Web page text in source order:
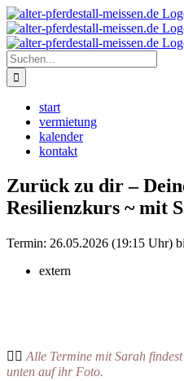
Zum
Inhalt
springen
Instagram
Suche
nach:
start
vermietung
kalender
kontakt
Zurück zu dir –
Resilienzkurs ~ mit
Termin: 26.05.2026 (19:15 Uhr)
extern
👉🏻 Alle Termine mit Sarah
unten auf ihr Foto.